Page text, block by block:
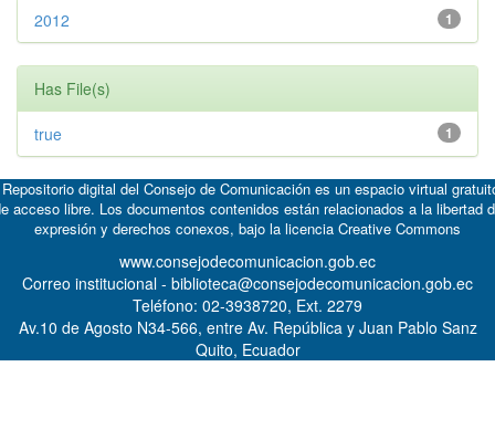
1
2012
Has File(s)
1
true
digital del Consejo de Comunicación es un espacio virtual
acceso libre. Los documentos contenidos están relacionados a la libertad
expresión y derechos conexos, bajo la licencia Creative Commons
www.consejodecomunicacion.gob.ec
Correo institucional - biblioteca@consejodecomunicacion.gob.ec
Teléfono: 02-3938720, Ext. 2279
Av.10 de Agosto N34-566, entre Av. República y Juan Pablo Sanz
Quito, Ecuador